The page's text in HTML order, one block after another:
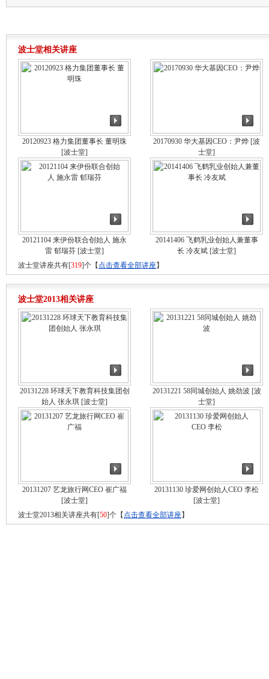
波士堂相关讲座
20120923 格力集团董事长 董明珠
[波士堂]
20170930 华大基因CEO：尹烨 [波
士堂]
20121104 来伊份联合创始人 施永
雷 郁瑞芬 [波士堂]
20141406 飞鹤乳业创始人兼董事
长 冷友斌 [波士堂]
波士堂讲座共有[319]个【 点击查看全部讲座】
波士堂2013相关讲座
20131228 环球天下教育科技集团创
始人 张永琪 [波士堂]
20131221 58同城创始人 姚劲波 [波
士堂]
20131207 艺龙旅行网CEO 崔广福
[波士堂]
20131130 珍爱网创始人CEO 李松
[波士堂]
波士堂2013相关讲座共有[50]个【 点击查看全部讲座】